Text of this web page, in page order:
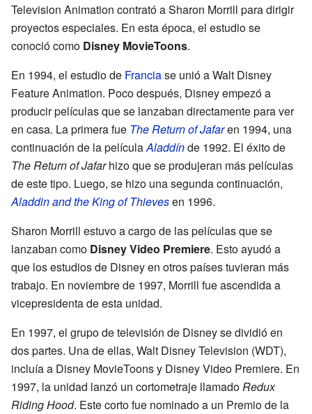
Television Animation contrató a Sharon Morrill para dirigir
proyectos especiales. En esta época, el estudio se
conoció como Disney MovieToons.
En 1994, el estudio de Franciase unió a Walt Disney
Feature Animation. Poco después, Disney empezó a
producir películas que se lanzaban directamente para ver
en casa. La primera fue The Return of Jafaren 1994, una
continuación de la películaAladdínde 1992. El éxito de
The Return of Jafarhizo que se produjeran más películas
de este tipo. Luego, se hizo una segunda continuación,
Aladdin and the King of Thievesen 1996.
Sharon Morrill estuvo a cargo de las películas que se
lanzaban como Disney Video Premiere. Esto ayudó a
que los estudios de Disney en otros países tuvieran más
trabajo. En noviembre de 1997, Morrill fue ascendida a
vicepresidenta de esta unidad.
En 1997, el grupo de televisión de Disney se dividió en
dos partes. Una de ellas, Walt Disney Television (WDT),
incluía a Disney MovieToons y Disney Video Premiere. En
1997, la unidad lanzó un cortometraje llamadoRedux
Riding Hood. Este corto fue nominado a un Premio de la